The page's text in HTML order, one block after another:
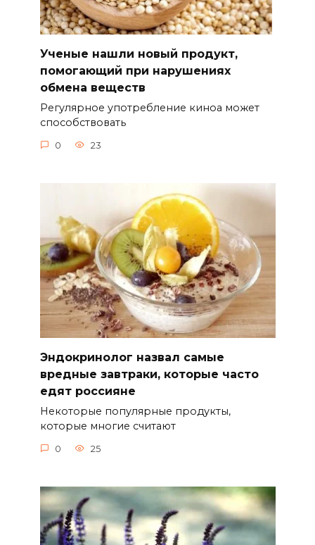
Ученые нашли новый продукт,
помогающий при нарушениях
обмена веществ
Регулярное употребление киноа может
способствовать
0 23
Эндокринолог назвал самые
вредные завтраки, которые часто
едят россияне
Некоторые популярные продукты,
которые многие считают
0 25